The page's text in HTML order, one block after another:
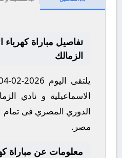
تفاصيل مباراة كهرباء
الزمالك
الاسماعيلية و نادي
مصر.
معلومات عن مباراة